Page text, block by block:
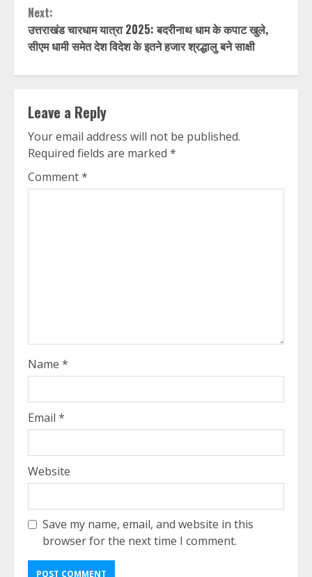
Next:
उत्तराखंड चारधाम यात्रा 2025: बदरीनाथ धाम के कपाट खुले,
सीएम धामी समेत देश विदेश के इतने हजार श्रद्धालु बने साक्षी
Leave a Reply
Your email address will not be published.
Required fields are marked *
Comment*
Name *
Email *
Website
Save my name, email, and website in this
browser for the next time I comment.